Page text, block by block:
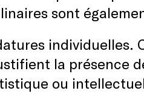
sont
individuelles.
la présence
ou